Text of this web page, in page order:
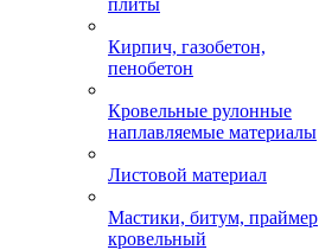
плиты
Кирпич, газобетон,
пенобетон
Кровельные рулонные
наплавляемые материалы
Листовой материал
Мастики, битум, праймер
кровельный